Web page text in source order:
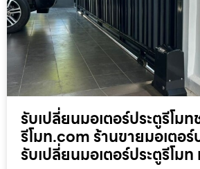
รับเปลี่ยนมอเตอร์ประตูรีโม
รีโมท.com ร้านขายมอเตอร์
รับเปลี่ยนมอเตอร์ประตูรีโม